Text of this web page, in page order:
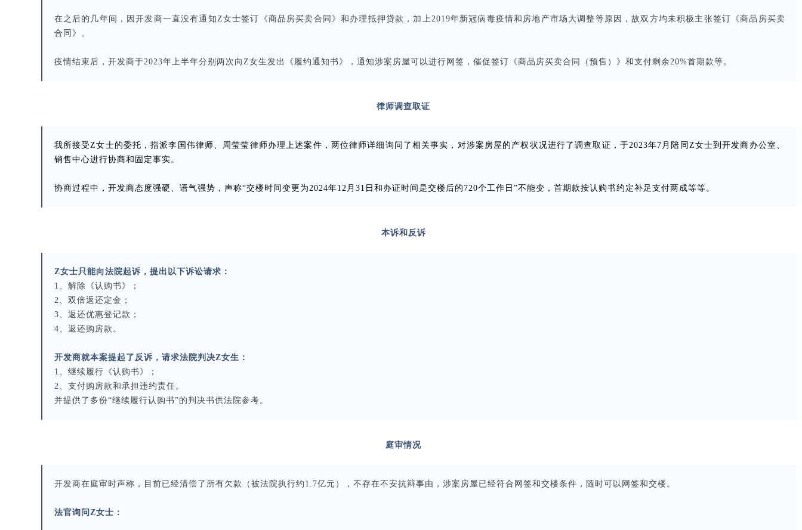
在之后的几年间，因开发商一直没有通知Z女士签订《商品房买卖合同》和办理抵押贷款，加上2019年新冠病毒疫情和房地产市场大调整等原因，故双方均未积极主张签订《商品房买卖
合同》。
疫情结束后，开发商于2023年上半年分别两次向Z女生发出《履约通知书》，通知涉案房屋可以进行网签，催促签订《商品房买卖合同（预售）》和支付剩余20%首期款等。
律师调查取证
我所接受Z女士的委托，指派李国伟律师、周莹莹律师办理上述案件，两位律师详细询问了相关事实，对涉案房屋的产权状况进行了调查取证，于2023年7月陪同Z女士到开发商办公室、
销售中心进行协商和固定事实。
协商过程中，开发商态度强硬、语气强势，声称“交楼时间变更为2024年12月31日和办证时间是交楼后的720个工作日”不能变，首期款按认购书约定补足支付两成等等。
本诉和反诉
Z女士只能向法院起诉，提出以下诉讼请求：
1、解除《认购书》；
2、双倍返还定金；
3、返还优惠登记款；
4、返还购房款。
开发商就本案提起了反诉，请求法院判决Z女生：
1、继续履行《认购书》；
2、支付购房款和承担违约责任。
并提供了多份“继续履行认购书”的判决书供法院参考。
庭审情况
开发商在庭审时声称，目前已经清偿了所有欠款（被法院执行约1.7亿元），不存在不安抗辩事由，涉案房屋已经符合网签和交楼条件，随时可以网签和交楼。
法官询问Z女士：